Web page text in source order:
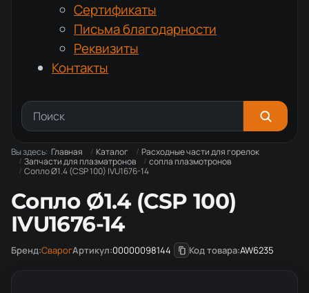
Сертификаты
Письма благодарности
Реквизиты
Контакты
Вы здесь: Главная Каталог
Расходные части для горелок
Запчасти для плазматронов
сопла плазмотронов
Сопло Ø1.4 (CSP 100) IVU1676-14
Сопло Ø1.4 (CSP 100)
IVU1676-14
Бренд:СварогАртикул:00000098144 Код товара:AW6235